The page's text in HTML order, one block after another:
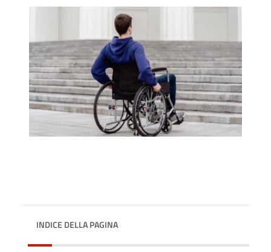
INDICE DELLA PAGINA